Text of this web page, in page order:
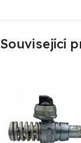
Související